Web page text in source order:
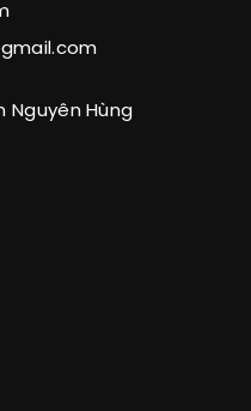
Nguyên Hùng